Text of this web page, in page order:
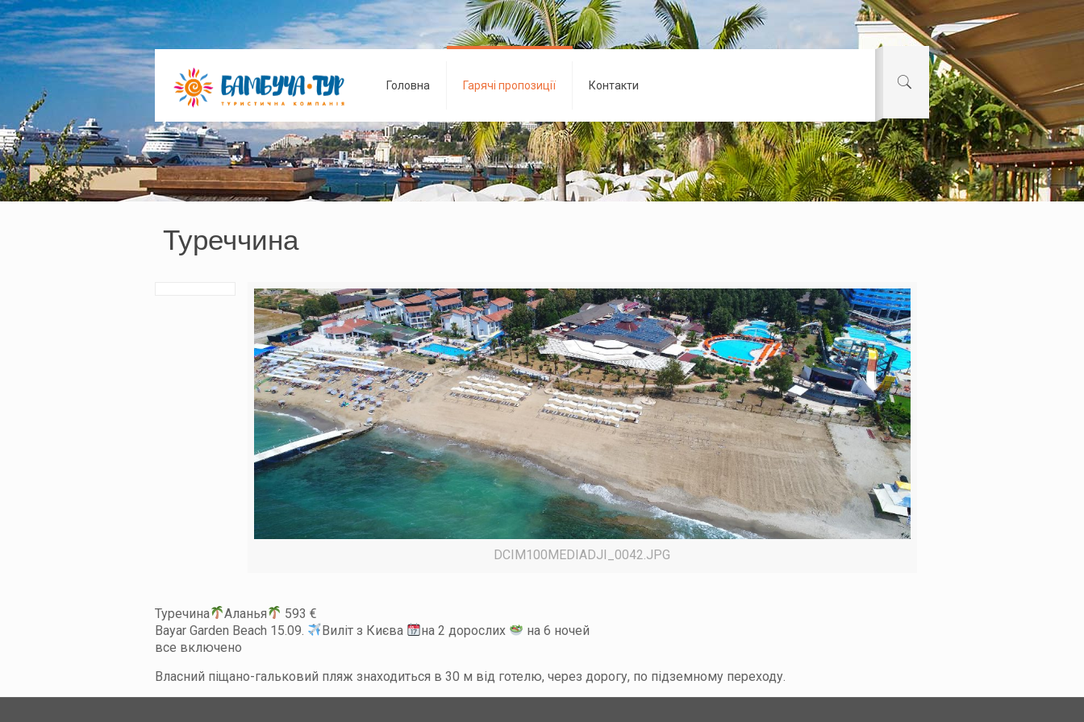
Головна Гарячі пропозиції Контакти
Туреччина
DCIM100MEDIADJI_0042.JPG
Туречина Аланья
593 €
Bayar Garden Beach 15.09.
Виліт з Києва на 2 дорослих
на 6 ночей
все включено
Власний піщано-гальковий пляж знаходиться в 30 м від готелю, через дорогу, по підземному переходу.